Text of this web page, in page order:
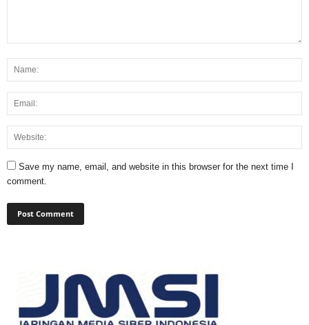
Save my name, email, and website in this browser for the next time I
comment.